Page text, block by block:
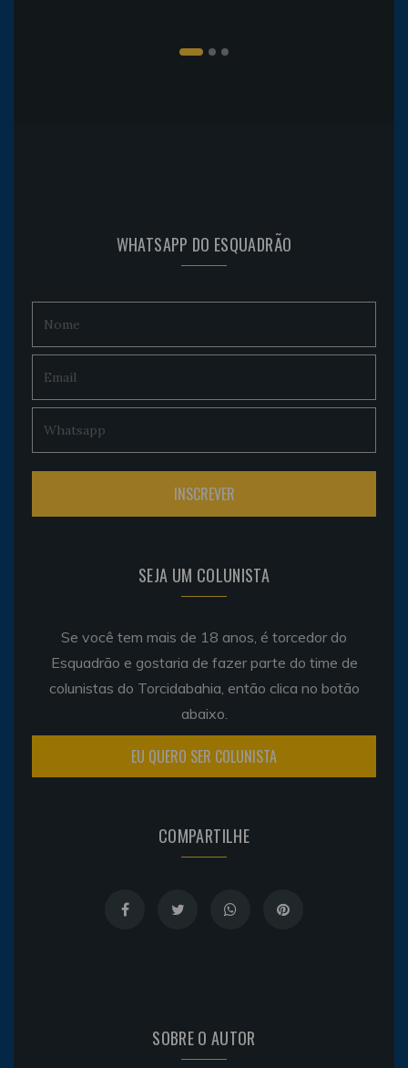
WHATSAPP DO ESQUADRÃO
SEJA UM COLUNISTA
Se você tem mais de 18 anos, é torcedor do
Esquadrão e gostaria de fazer parte do time de
colunistas do Torcidabahia, então clica no botão
abaixo.
EU QUERO SER COLUNISTA
COMPARTILHE
SOBRE O AUTOR